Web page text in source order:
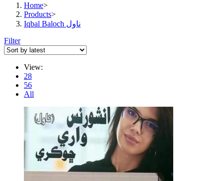
Home>
Products>
Iqbal Baloch ناول
Filter
View:
28
56
All